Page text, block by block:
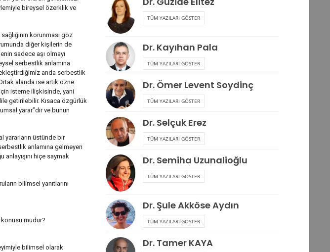
bireysel özerklik ve
korunması göz
diğer kişilerin de
sadece aşı olmayı
serbestlik anlamına
anda serbestlik
alanda ise artık özne
isteme ilişkisinde, yani
getirilebilir. Kısaca özgürlük
yarar”dır ve bunun
yararların üstünde bir
anlamına gelmeyen
hiçe saymak
bilimsel yanıtlarını
konusu mudur?
bilimsel olarak
TÜM YAZILARI GÖSTER
Dr. Kayıhan Pala
TÜM YAZILARI GÖSTER
Dr. Ömer Levent Soydinç
TÜM YAZILARI GÖSTER
Dr. Selçuk Erez
TÜM YAZILARI GÖSTER
Dr. Semiha Uzunalioğlu
TÜM YAZILARI GÖSTER
Dr. Şule Akköse Aydın
TÜM YAZILARI GÖSTER
Dr. Tamer KAYA